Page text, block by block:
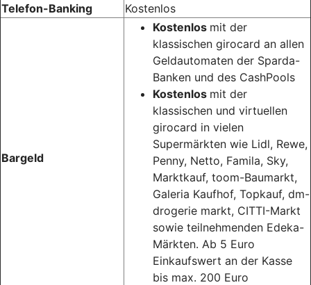
Telefon-Banking
Kostenlos
Bargeld
Kostenlos mit der
klassischen girocard an allen
Geldautomaten der Sparda-
Banken und des CashPools
Kostenlos mit der
klassischen und virtuellen
girocard in vielen
Supermärkten wie Lidl, Rewe,
Penny, Netto, Famila, Sky,
Marktkauf, toom-Baumarkt,
Galeria Kaufhof, Topkauf, dm-
drogerie markt, CITTI-Markt
sowie teilnehmenden Edeka-
Märkten. Ab 5 Euro
Einkaufswert an der Kasse
bis max. 200 Euro